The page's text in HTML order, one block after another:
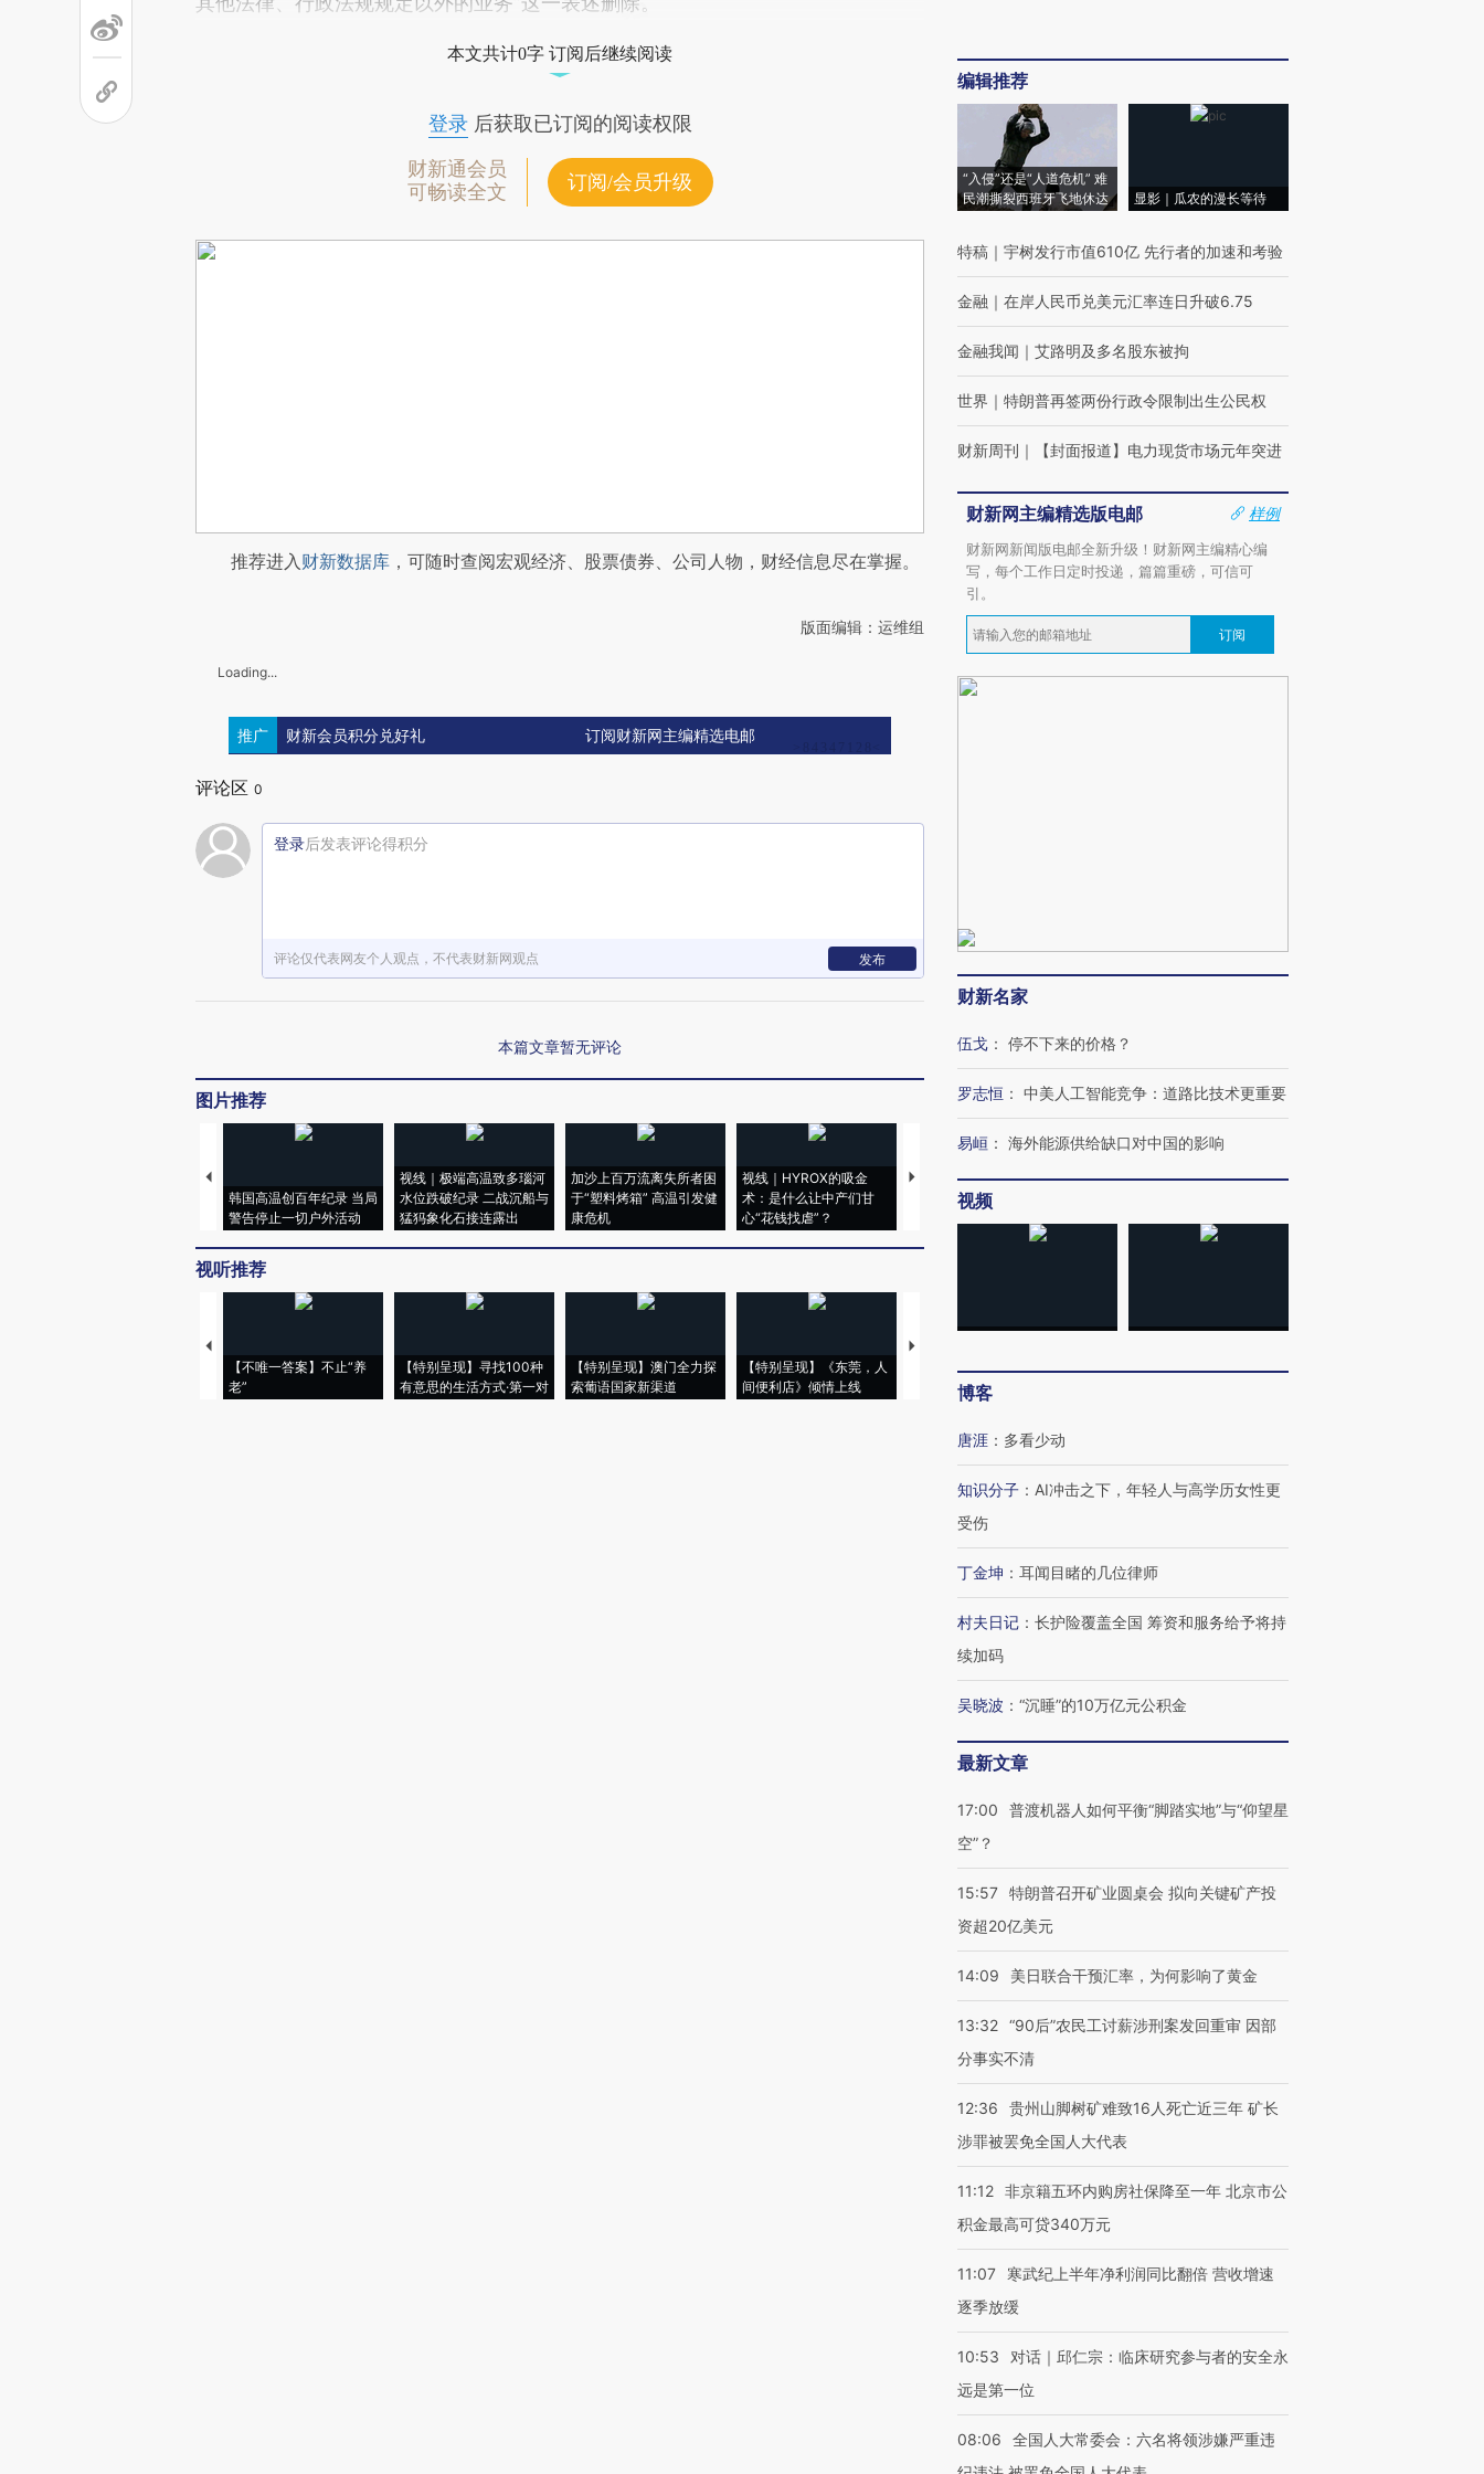
本文共计0字 订阅后继续阅读
登录后获取已订阅的阅读权限
财新通会员
可畅读全文
订阅/会员升级
推荐进入财新数据库 ，可随时查阅宏观经济、股票债券、公司人物，财经信息尽在掌握。
版面编辑：运维组
Loading...
推广 财新会员积分兑好礼 订阅财新网主编精选电邮
评论区 0
登录后发表评论得积分
评论仅代表网友个人观点，不代表财新网观点 发布
本篇文章暂无评论
图片推荐
韩国高温创百年纪录 当局
警告停止一切户外活动
视线｜极端高温致多瑙河
水位跌破纪录 二战沉船与
猛犸象化石接连露出
加沙上百万流离失所者困
于“塑料烤箱” 高温引发健
康危机
视线｜HYROX的吸金
术：是什么让中产们甘
心“花钱找虐”？
马航飞行员跨国走私7万
粒摇头丸 尿检体内含3种
视线｜被称为“蟑螂”的印
视线｜“入侵”还是“人道危
视听推荐
【不唯一答案】不止“养
老”
【特别呈现】寻找100种
有意思的生活方式·第一对
【特别呈现】澳门全力探
索葡语国家新渠道
【特别呈现】《东莞，人
间便利店》倾情上线
【推广】走进第四届链博
会，让数智科技“链”接产
【特别呈现】寻找100种
CFO：不靠规模取胜，华
编辑推荐
“入侵”还是“人道危机” 难
民潮撕裂西班牙飞地休达
显影｜瓜农的漫长等待
特稿 ｜ 宇树发行市值610亿 先行者的加速和考验
金融 ｜ 在岸人民币兑美元汇率连日升破6.75
金融我闻 ｜ 艾路明及多名股东被拘
世界 ｜ 特朗普再签两份行政令限制出生公民权
财新周刊 ｜ 【封面报道】电力现货市场元年突进
财新网主编精选版电邮
样例
财新网新闻版电邮全新升级！财新网主编精心编
写，每个工作日定时投递，篇篇重磅，可信可
引。
订阅
财新名家
伍戈 ： 停不下来的价格？
罗志恒 ： 中美人工智能竞争：道路比技术更重要
易峘 ： 海外能源供给缺口对中国的影响
视频
博客
唐涯 ： 多看少动
知识分子 ： AI冲击之下，年轻人与高学历女性更
受伤
丁金坤 ： 耳闻目睹的几位律师
村夫日记 ： 长护险覆盖全国 筹资和服务给予将持
续加码
吴晓波 ： “沉睡”的10万亿元公积金
最新文章
17:00
普渡机器人如何平衡“脚踏实地”与“仰望星
空”？
15:57 特朗普召开矿业圆桌会 拟向关键矿产投
资超20亿美元
14:09 美日联合干预汇率，为何影响了黄金
13:32 “90后”农民工讨薪涉刑案发回重审 因部
分事实不清
12:36
贵州山脚树矿难致16人死亡近三年 矿长
涉罪被罢免全国人大代表
11:12 非京籍五环内购房社保降至一年 北京市公
积金最高可贷340万元
11:07
寒武纪上半年净利润同比翻倍 营收增速
逐季放缓
10:53
对话｜邱仁宗：临床研究参与者的安全永
远是第一位
08:06
全国人大常委会：六名将领涉嫌严重违